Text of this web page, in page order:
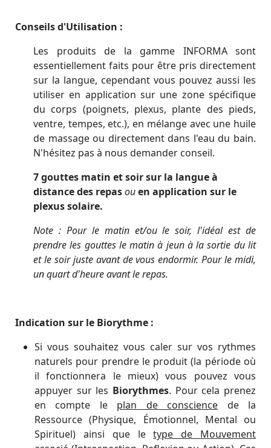
Conseils d'Utilisation :
Les produits de la gamme INFORMA sont
essentiellement faits pour être pris directement
sur la langue, cependant vous pouvez aussi les
utiliser en application sur une zone spécifique
du corps (poignets, plexus, plante des pieds,
ventre, tempes, etc.), en mélange avec une huile
de massage ou directement dans l'eau du bain.
N'hésitez pas à nous demander conseil.
7 gouttes matin et soir sur la langue à
distance des repasouen application sur le
plexus solaire.
Note : Pour le matin et/ou le soir, l'idéal est de
prendre les gouttes le matin à jeun à la sortie du lit
et le soir juste avant de vous endormir. Pour le midi,
un quart d'heure avant le repas.
Indication sur le Biorythme :
Si vous souhaitez vous caler sur vos rythmes
naturels pour prendre le produit (la période où
il fonctionnera le mieux) vous pouvez vous
appuyer sur les Biorythmes. Pour cela prenez
en compte le plan de conscience de la
Ressource (Physique, Émotionnel, Mental ou
Spirituel) ainsi que letype de Mouvement